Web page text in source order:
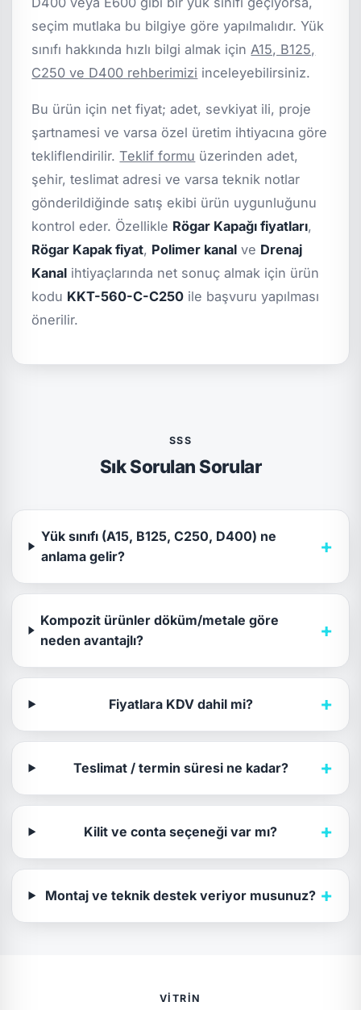
seçim mutlaka bu bilgiye göre yapılmalıdır. Yük
sınıfı hakkında hızlı bilgi almak için A15, B125,
C250 ve D400 rehberimizi inceleyebilirsiniz.
Bu ürün için net fiyat; adet, sevkiyat ili, proje
şartnamesi ve varsa özel üretim ihtiyacına göre
tekliflendirilir.Teklif formu üzerinden adet,
şehir, teslimat adresi ve varsa teknik notlar
gönderildiğinde satış ekibi ürün uygunluğunu
kontrol eder. Özellikle Rögar Kapağı fiyatları,
Rögar Kapak fiyat, Polimer kanal ve Drenaj
Kanal ihtiyaçlarında net sonuç almak için ürün
kodu KKT-560-C-C250 ile başvuru yapılması
önerilir.
SSS
Sık Sorulan Sorular
Yük sınıfı (A15, B125, C250, D400) ne
anlama gelir?
+
Kompozit ürünler döküm/metale göre
neden avantajlı?
+
Fiyatlara KDV dahil mi? +
Teslimat / termin süresi ne kadar? +
Kilit ve conta seçeneği var mı? +
Montaj ve teknik destek veriyor musunuz? +
VITRIN